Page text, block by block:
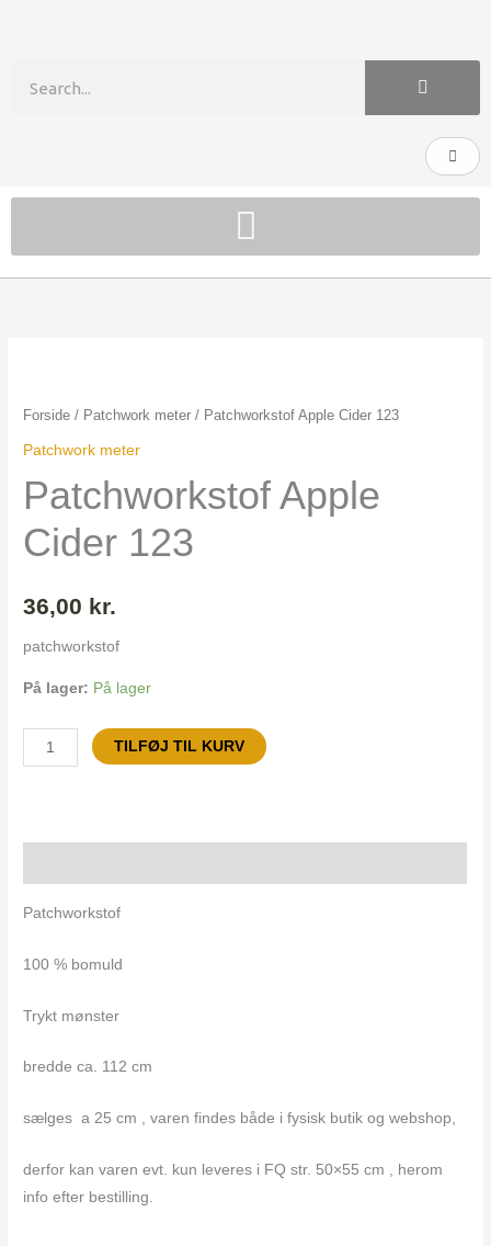
Kurv
Forside / Patchwork meter / Patchworkstof Apple Cider 123
Patchwork meter
Patchworkstof Apple
Cider 123
36,00 kr.
patchworkstof
På lager: På lager
Cider
123
TILFØJ TIL KURV
Patchworkstof
100 % bomuld
Trykt mønster
bredde ca. 112 cm
sælges a 25 cm , varen findes både i fysisk butik og webshop,
derfor kan varen evt. kun leveres i FQ str. 50×55 cm , herom
info efter bestilling.